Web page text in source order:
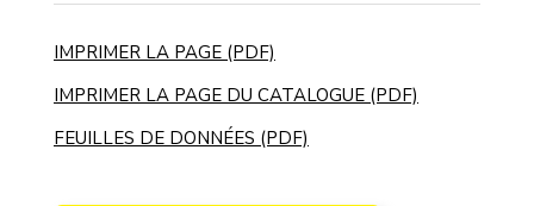
IMPRIMER LA PAGE (PDF)
IMPRIMER LA PAGE DU CATALOGUE (PDF)
FEUILLES DE DONNÉES (PDF)